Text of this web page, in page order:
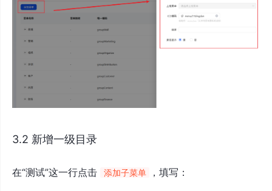
3.2 新增一级目录
在“测试”这一行点击 添加子菜单 ，填写：